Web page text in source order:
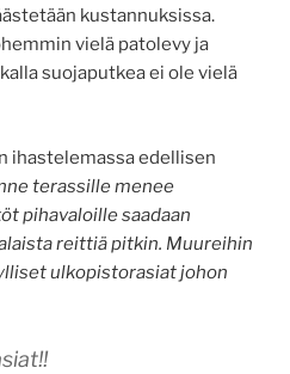
kustannuksissa.
vielä patolevy ja
suojaputkea ei ole vielä
ihastelemassa edellisen
terassille menee
pihavaloille saadaan
reittiä pitkin. Muureihin
ulkopistorasiat johon